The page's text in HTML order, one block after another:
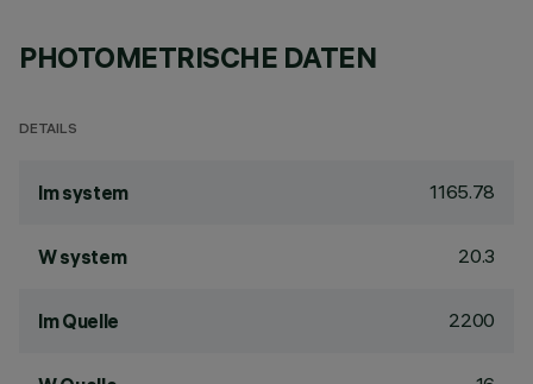
PHOTOMETRISCHE DATEN
DETAILS
lm system 1165.78
W system 20.3
lm Quelle 2200